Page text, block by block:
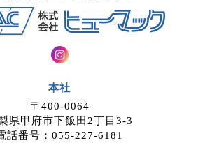
本社
〒400-0064
県甲府市下飯田2丁目3-3
話番号：055-227-6181